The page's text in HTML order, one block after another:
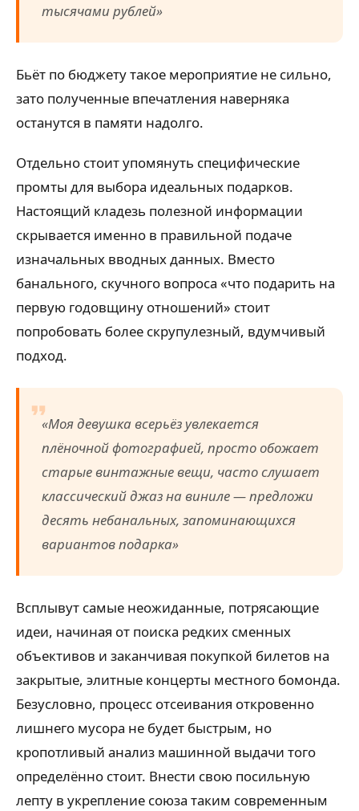
тысячами рублей»
Бьёт по бюджету такое мероприятие не сильно,
зато полученные впечатления наверняка
останутся в памяти надолго.
Отдельно стоит упомянуть специфические
промты для выбора идеальных подарков.
Настоящий кладезь полезной информации
скрывается именно в правильной подаче
изначальных вводных данных. Вместо
банального, скучного вопроса «что подарить на
первую годовщину отношений» стоит
попробовать более скрупулезный, вдумчивый
подход.
«Моя девушка всерьёз увлекается
плёночной фотографией, просто обожает
старые винтажные вещи, часто слушает
классический джаз на виниле — предложи
десять небанальных, запоминающихся
вариантов подарка»
Всплывут самые неожиданные, потрясающие
идеи, начиная от поиска редких сменных
объективов и заканчивая покупкой билетов на
закрытые, элитные концерты местного бомонда.
Безусловно, процесс отсеивания откровенно
лишнего мусора не будет быстрым, но
кропотливый анализ машинной выдачи того
определённо стоит. Внести свою посильную
лепту в укрепление союза таким современным